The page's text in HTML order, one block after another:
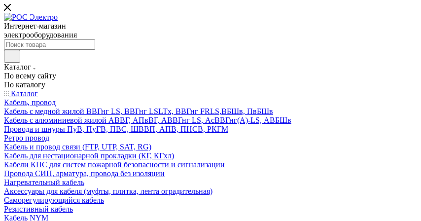
Интернет-магазин
электрооборудования
Каталог
По всему сайту
По каталогу
Каталог
Кабель, провод
Кабель с медной жилой ВВГнг LS, ВВГнг LSLTx, ВВГнг FRLS,ВБШв, ПвБШв
Кабель с алюминиевой жилой АВВГ, АПвВГ, АВВГнг LS, АсВВГнг(А)-LS, АВБШв
Провода и шнуры ПуВ, ПуГВ, ПВС, ШВВП, АПВ, ПНСВ, РКГМ
Ретро провод
Кабель и провод связи (FTP, UTP, SAT, RG)
Кабель для нестационарной прокладки (КГ, КГхл)
Кабели КПС для систем пожарной безопасности и сигнализации
Провода СИП, арматура, провода без изоляции
Нагревательный кабель
Аксессуары для кабеля (муфты, плитка, лента оградительная)
Саморегулирующийся кабель
Резистивный кабель
Кабель NYM